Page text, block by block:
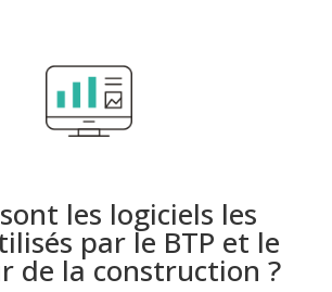
les logiciels les
par le BTP et le
de la construction​ ?